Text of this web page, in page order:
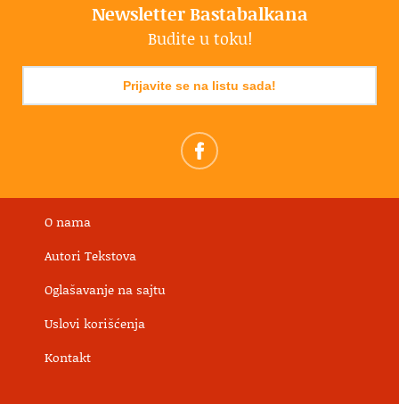
Newsletter Bastabalkana
Budite u toku!
Prijavite se na listu sada!
O nama
Autori Tekstova
Oglašavanje na sajtu
Uslovi korišćenja
Kontakt